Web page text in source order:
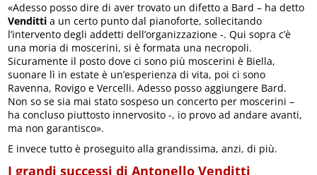
«Adesso posso dire di aver trovato un difetto a Bard – ha detto
Venditti a un certo punto dal pianoforte, sollecitando
l’intervento degli addetti dell’organizzazione -. Qui sopra c’è
una moria di moscerini, si è formata una necropoli.
Sicuramente il posto dove ci sono più moscerini è Biella,
suonare lì in estate è un’esperienza di vita, poi ci sono
Ravenna, Rovigo e Vercelli. Adesso posso aggiungere Bard.
Non so se sia mai stato sospeso un concerto per moscerini –
ha concluso piuttosto innervosito -, io provo ad andare avanti,
ma non garantisco».
E invece tutto è proseguito alla grandissima, anzi, di più.
I grandi successi di Antonello Venditti